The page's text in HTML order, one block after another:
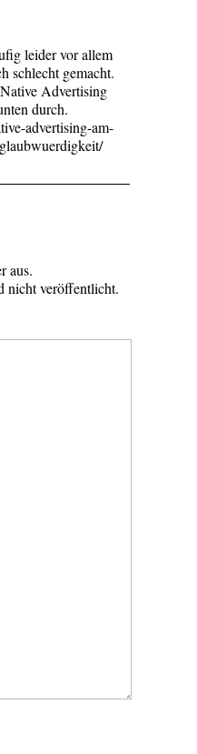
leider vor allem
schlecht gemacht.
Advertising
durch.
advertising-am-
aus.
nicht veröffentlicht.